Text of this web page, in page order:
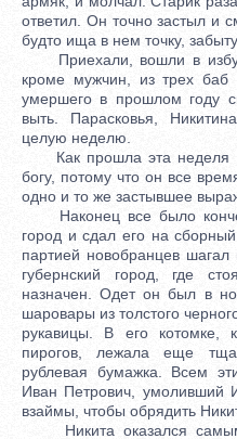
ответил. Он точно застыл и
будто ища в нем точку,
Приехали, вошли в избу,
кроме мужчин, из трех баб
умершего в прошлом году
выть. Парасковья,
целую неделю.
Как прошла эта неделя
богу, потому что он все
одно и то же застывшее
Наконец все было
город и сдал его на
партией новобранцев
губернский город, где
назначен. Одет он был в
шаровары из толстого
рукавицы. В его котомке,
пирогов, лежала еще
рублевая бумажка. Всем
Иван Петрович, умоливший
взаймы, чтобы обрядить
Никита оказался самым